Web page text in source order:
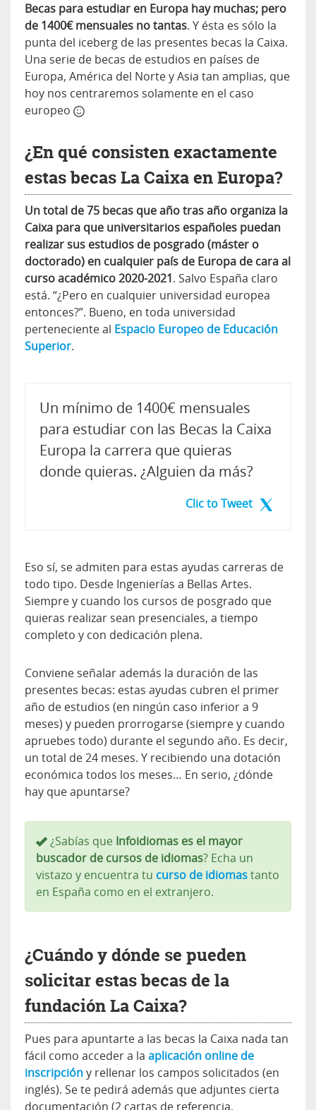
Becas para estudiar en Europa hay muchas; pero
de 1400€ mensuales no tantas. Y ésta es sólo la
punta del iceberg de las presentes becas la Caixa.
Una serie de becas de estudios en países de
Europa, América del Norte y Asia tan amplias, que
hoy nos centraremos solamente en el caso
europeo
¿En qué consisten exactamente
estas becas La Caixa en Europa?
Un total de 75 becas que año tras año organiza la
Caixa para que universitarios españoles puedan
realizar sus estudios de posgrado (máster o
doctorado) en cualquier país de Europa de cara al
curso académico 2020-2021. Salvo España claro
está. “¿Pero en cualquier universidad europea
entonces?”. Bueno, en toda universidad
perteneciente al Espacio Europeo de Educación
Superior.
Un mínimo de 1400€ mensuales
para estudiar con las Becas la Caixa
Europa la carrera que quieras
donde quieras. ¿Alguien da más?
Clic to Tweet
Eso sí, se admiten para estas ayudas carreras de
todo tipo. Desde Ingenierías a Bellas Artes.
Siempre y cuando los cursos de posgrado que
quieras realizar sean presenciales, a tiempo
completo y con dedicación plena.
Conviene señalar además la duración de las
presentes becas: estas ayudas cubren el primer
año de estudios (en ningún caso inferior a 9
meses) y pueden prorrogarse (siempre y cuando
apruebes todo) durante el segundo año. Es decir,
un total de 24 meses. Y recibiendo una dotación
económica todos los meses… En serio, ¿dónde
hay que apuntarse?
¿Sabías que Infoidiomas es el mayor
buscador de cursos de idiomas? Echa un
vistazo y encuentra tu curso de idiomastanto
en España como en el extranjero.
¿Cuándo y dónde se pueden
solicitar estas becas de la
fundación La Caixa?
Pues para apuntarte a las becas la Caixa nada tan
fácil como acceder a la aplicación online de
inscripcióny rellenar los campos solicitados (en
inglés). Se te pedirá además que adjuntes cierta
documentación (2 cartas de referencia,